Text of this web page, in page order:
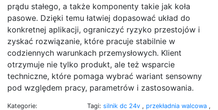
prądu stałego, a także komponenty takie jak koła
pasowe. Dzięki temu łatwiej dopasować układ do
konkretnej aplikacji, ograniczyć ryzyko przestojów i
zyskać rozwiązanie, które pracuje stabilnie w
codziennych warunkach przemysłowych. Klient
otrzymuje nie tylko produkt, ale też wsparcie
techniczne, które pomaga wybrać wariant sensowny
pod względem pracy, parametrów i zastosowania.
Kategorie:
Tagi: silnik dc 24v , przekładnia walcowa ,